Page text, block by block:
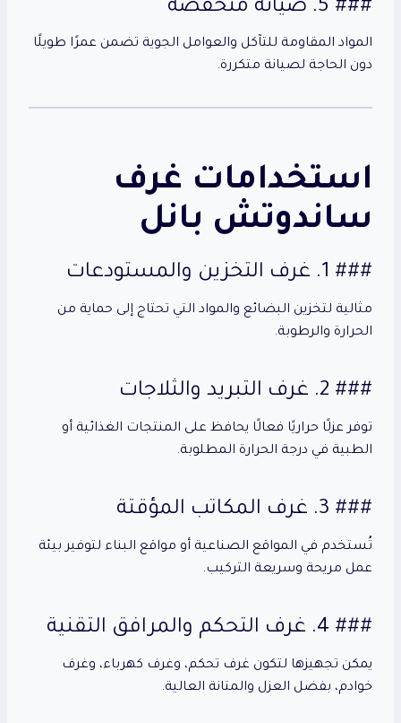
### 5. صيانة منخفضة
المواد المقاومة للتآكل والعوامل الجوية تضمن عمرًا طويلًا
دون الحاجة لصيانة متكررة.
استخدامات غرف
ساندوتش بانل
### 1. غرف التخزين والمستودعات
مثالية لتخزين البضائع والمواد التي تحتاج إلى حماية من
الحرارة والرطوبة.
### 2. غرف التبريد والثلاجات
توفر عزلًا حراريًا فعالًا يحافظ على المنتجات الغذائية أو
الطبية في درجة الحرارة المطلوبة.
### 3. غرف المكاتب المؤقتة
تُستخدم في المواقع الصناعية أو مواقع البناء لتوفير بيئة
عمل مريحة وسريعة التركيب.
### 4. غرف التحكم والمرافق التقنية
يمكن تجهيزها لتكون غرف تحكم، وغرف كهرباء، وغرف
خوادم، بفضل العزل والمتانة العالية.